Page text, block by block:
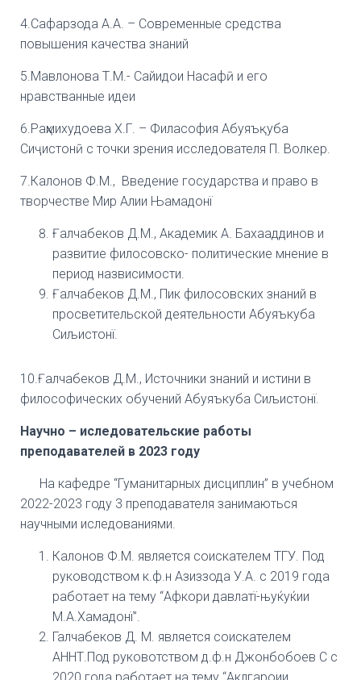
4.Сафарзода А.А. – Современные средства
повышения качества знаний
5.Мавлонова Т.М.- Сайидои Насафӣ и его
нравстванные идеи
6.Раҳмихудоева Х.Г. – Филасофия Абуяъқуба
Сиҷистонӣ с точки зрения исследователя П. Волкер.
7.Калонов Ф.М., Введение государства и право в
творчестве Мир Алии Њамадонї
Ғалчабеков Д.М., Академик А. Бахааддинов и
развитие филосовско- политические мнение в
период назвисимости.
Ғалчабеков Д.М., Пик филосовских знаний в
просветительской деятельности Абуяъкуба
Сиљистонї.
10.Ғалчабеков Д.М., Источники знаний и истини в
философических обучений Абуяъкуба Сиљистонї.
Научно – иследовательские работы
преподавателей в 2023 году
На кафедре “Гуманитарных дисциплин” в учебном
2022-2023 году 3 преподавателя занимаються
научными иследованиями.
Калонов Ф.М. является соискателем ТГУ. Под
руководством к.ф.н Азиззода У.А. с 2019 года
работает на тему “Афкори давлатї-њуќуќии
М.А.Хамадонї”.
Галчабеков Д. М. является соискателем
АННТ.Под руковотством д.ф.н Джонбобоев С с